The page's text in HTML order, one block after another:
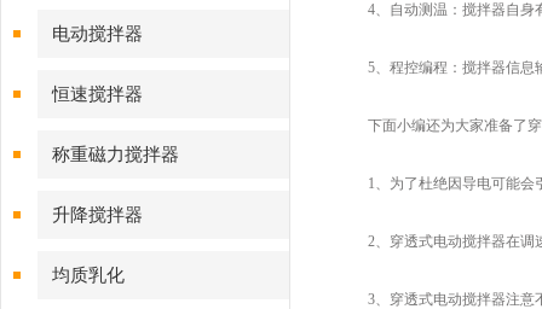
电动搅拌器
恒速搅拌器
称重磁力搅拌器
升降搅拌器
均质乳化
4、自动测温：搅拌器自身
5、程控编程：搅拌器信息
下面小编还为大家准备了穿
1、为了杜绝因导电可能会
2、穿透式电动搅拌器在调
3、穿透式电动搅拌器注意不